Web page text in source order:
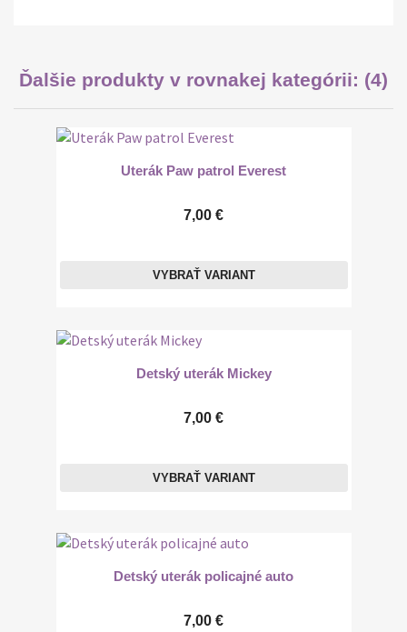
Ďalšie produkty v rovnakej kategórii: (4)
Uterák Paw patrol Everest
7,00 €
VYBRAŤ VARIANT
Detský uterák Mickey
7,00 €
VYBRAŤ VARIANT
Detský uterák policajné auto
7,00 €